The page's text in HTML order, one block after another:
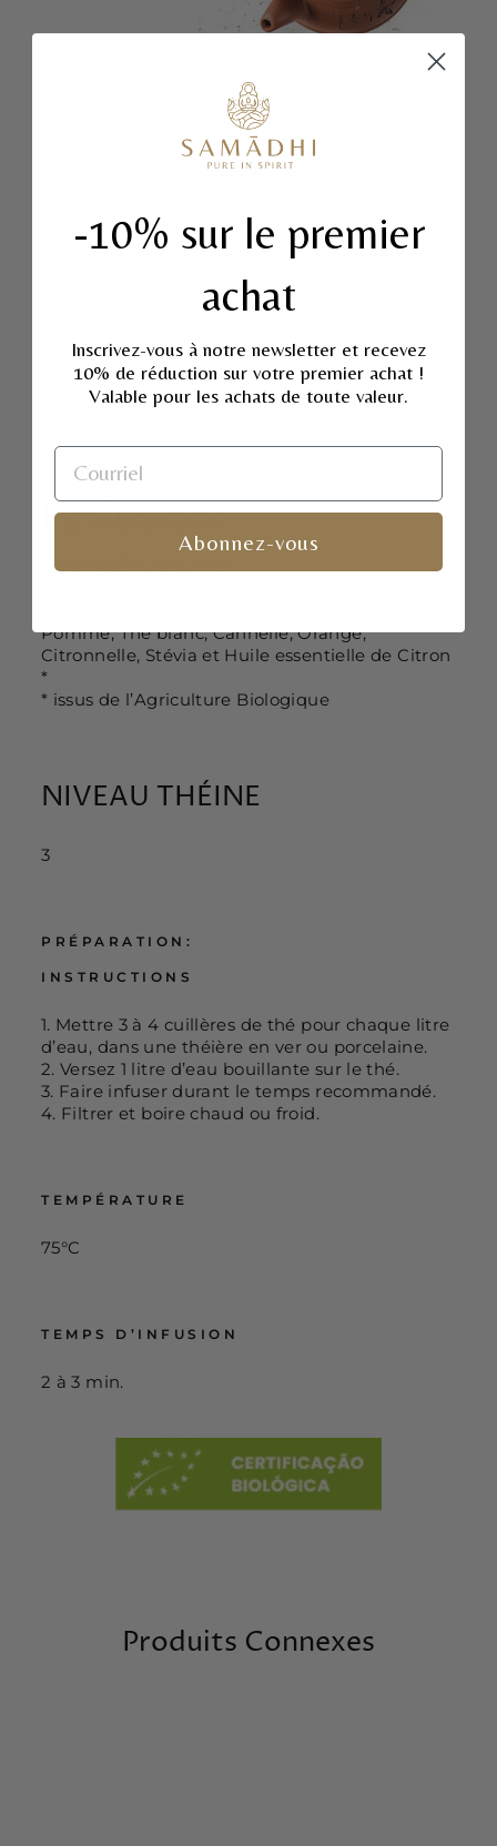
À propos de
l’infusion:
INGRÉDIENTS
Pomme, Thé blanc, Cannelle, Orange,
Citronnelle, Stévia et Huile essentielle de Citron
*
* issus de l’Agriculture Biologique
NIVEAU THÉINE
3
PRÉPARATION:
INSTRUCTIONS
1. Mettre 3 à 4 cuillères de thé pour chaque litre
d’eau, dans une théière en ver ou porcelaine.
2. Versez 1 litre d’eau bouillante sur le thé.
3. Faire infuser durant le temps recommandé.
4. Filtrer et boire chaud ou froid.
TEMPÉRATURE
75°C
TEMPS D’INFUSION
2 à 3 min.
Produits Connexes
-10% sur le premier
achat
Inscrivez-vous à notre newsletter et recevez
10% de réduction sur votre premier achat !
Valable pour les achats de toute valeur.
Abonnez-vous